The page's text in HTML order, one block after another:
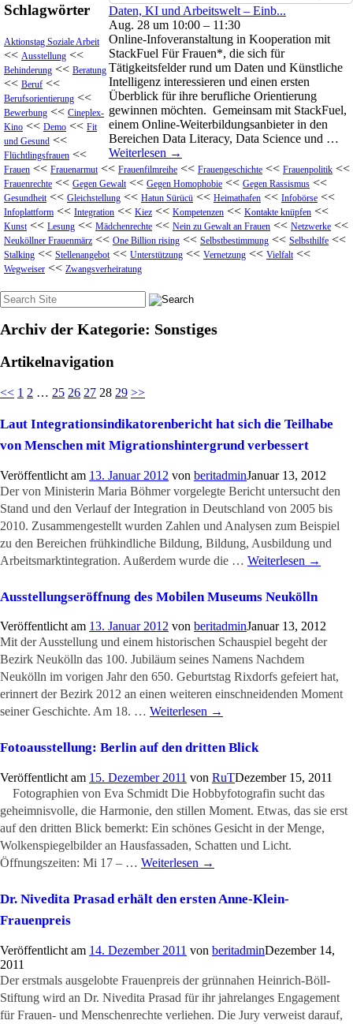
Daten, KI und Arbeitswelt – Einb...
Aug. 28 um 10:00 – 11:30
Online-Infoveranstaltung in Kooperation mit
StackFuel Für Frauen*, die sich für
Tätigkeitsfelder rund um Daten und Künstliche
Intelligenz interessieren und einen ersten
Überblick für ihre berufliche Orientierung
gewinnen möchten. Gemeinsam mit StackFuel,
einem Online-Weiterbildungsanbieter in den
Bereichen Data Literacy, Data Science und …
Weiterlesen →
Schlagwörter
Aktionstag Soziale Arbeit
<< Ausstellung <<
Behinderung << Beratung
<< Beruf <<
Berufsorientierung <<
Bewerbung << Cineplex-
Kino << Demo << Fit
und Gesund <<
Flüchtlingsfrauen <<
Frauen << Frauenarmut << Frauenfilmreihe << Frauengeschichte << Frauenpolitik <<
Frauenrechte << Gegen Gewalt << Gegen Homophobie << Gegen Rassismus <<
Gesundheit << Gleichstellung << Hatun Sürücü << Heimathafen << Infobörse <<
Infoplattform << Integration << Kiez << Kompetenzen << Kontakte knüpfen <<
Kunst << Lesung << Mädchenrechte << Nein zu Gewalt an Frauen << Netzwerke <<
Neuköllner Frauenmärz << One Billion rising << Selbstbestimmung << Selbsthilfe <<
Stalking << Stellenangebot << Unterstützung << Vernetzung << Vielfalt <<
Wegweiser << Zwangsverheiratung
Suche
nach:
Archiv der Kategorie: Sonstiges
Artikelnavigation
<< 1 2 … 25 26 27 28 29 >>
Laut Integrationsindikatorenbericht hat sich die Teilhabe
von Menschen mit Migrationshintergrund verbessert
Veröffentlicht am 13. Januar 2012 von beritadminJanuar 13, 2012
Der von Ministerin Maria Böhmer vorgelegte Bericht untersucht den
Stand und den Verlauf der Integration in Deutschland von 2005 bis
2010. Zusammengestellt wurden Zahlen und Analysen zum Beispiel
zu den Bereichen frühkindliche Bildung, Bildung, Ausbildung und
Arbeitsmarktintegration. Außerdem wurde die … Weiterlesen →
Ausstellungseröffnung des Mobilen Museums Neukölln
Veröffentlicht am 13. Januar 2012 von beritadminJanuar 13, 2012
Mit der Ausstellung und einem historischen Schauspiel begeht der
Bezirk Neukölln das 100. Jubiläum seines Namens Nachdem
Neukölln im vorigen Jahr den 650. Geburtstag Rixdorfs gefeiert hat,
erinnert der Bezirk 2012 an einen weiteren einschneidenden Moment
seiner Geschichte. Am 18. … Weiterlesen →
Fotoausstellung: Berlin auf den dritten Blick
Veröffentlicht am 15. Dezember 2011 von RuTDezember 15, 2011
Fotographien von Eva Schmidt Die Hobbyfotografin sucht das
geheimnisvolle, die Harmonie, den stillen Moment. Etwas, das sie erst
auf den dritten Blick bemerkt: Ein schönes Gesicht in der Menge,
Wolkenspiegelbilder an Hausfassaden, Schatten und Licht.
Öffnungszeiten: Mi 17 – … Weiterlesen →
Dr. Nivedita Prasad erhält den ersten Anne-Klein-
Frauenpreis
Veröffentlicht am 14. Dezember 2011 von beritadminDezember 14,
2011
Der erstmals ausgelobte Frauenpreis der grünnahen Heinrich-Böll-
Stiftung wird an Dr. Nivedita Prasad für ihr jahrelanges Engagement
für Frauen- und Menschenrechte verliehen. Die Jury verweist darauf,